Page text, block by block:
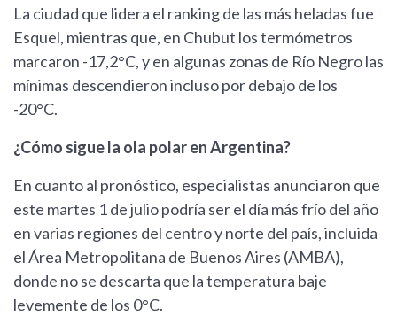
La ciudad que lidera el ranking de las más heladas fue
Esquel, mientras que, en Chubut los termómetros
marcaron -17,2°C, y en algunas zonas de Río Negro las
mínimas descendieron incluso por debajo de los
-20°C.
¿Cómo sigue la ola polar en Argentina?
En cuanto al pronóstico, especialistas anunciaron que
este martes 1 de julio podría ser el día más frío del año
en varias regiones del centro y norte del país, incluida
el Área Metropolitana de Buenos Aires (AMBA),
donde no se descarta que la temperatura baje
levemente de los 0°C.